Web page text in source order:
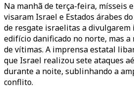
Na manhã de terça-feira, mísseis
visaram Israel e Estados árabes
de resgate israelitas a divulgarem
edifício danificado no norte, mas
de vítimas. A imprensa estatal
que Israel realizou sete ataques
durante a noite, sublinhando a
conflito.